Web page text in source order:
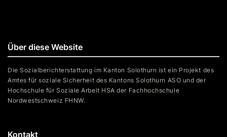
Kontakt
Über diese Website
Die Sozialberichterstattung im Kanton Solothurn ist ein Projekt des
Amtes für soziale Sicherheit des Kantons Solothurn ASO und der
Hochschule für Soziale Arbeit HSA der Fachhochschule
Nordwestschweiz FHNW.